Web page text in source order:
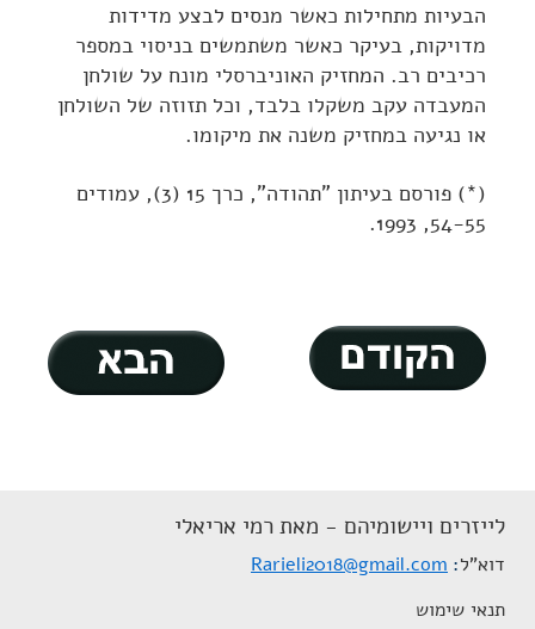
הבעיות מתחילות כאשר מנסים לבצע מדידות
מדויקות, בעיקר כאשר משתמשים בניסוי במספר
רכיבים רב. המחזיק האוניברסלי מונח על שולחן
המעבדה עקב משקלו בלבד, וכל תזוזה של השולחן
או נגיעה במחזיק משנה את מיקומו.
(*) פורסם בעיתון "תהודה", כרך 15 (3), עמודים
54-55, 1993.
לייזרים ויישומיהם - מאת רמי אריאלי
דוא"ל Rarieli2018@gmail.com
תנאי שימוש